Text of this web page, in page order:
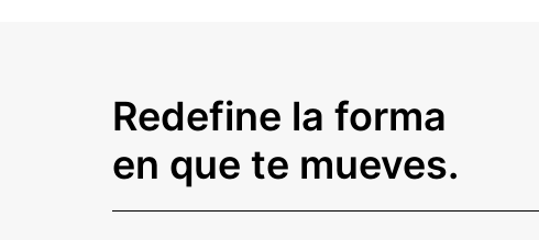
Redefine la forma
en que te mueves.